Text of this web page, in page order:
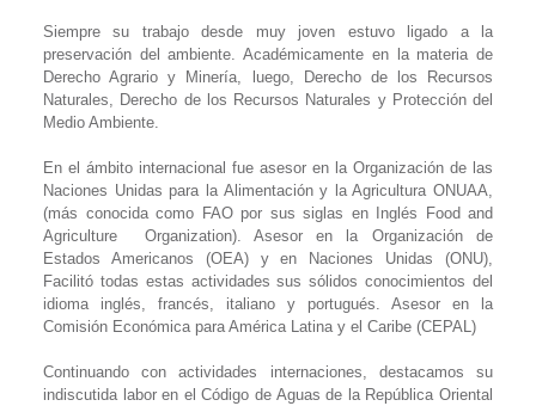
Siempre su trabajo desde muy joven estuvo ligado a la
preservación del ambiente. Académicamente en la materia de
Derecho Agrario y Minería, luego, Derecho de los Recursos
Naturales, Derecho de los Recursos Naturales y Protección del
Medio Ambiente.
En el ámbito internacional fue asesor en la Organización de las
Naciones Unidas para la Alimentación y la Agricultura ONUAA,
(más conocida como FAO por sus siglas en Inglés Food and
Agriculture
Organization). Asesor en la Organización de
Estados Americanos (OEA) y en Naciones Unidas (ONU),
Facilitó todas estas actividades sus sólidos conocimientos del
idioma inglés, francés, italiano y portugués. Asesor en la
Comisión Económica para América Latina y el Caribe (CEPAL)
Continuando con actividades internaciones, destacamos su
indiscutida labor en el Código de Aguas de la República Oriental